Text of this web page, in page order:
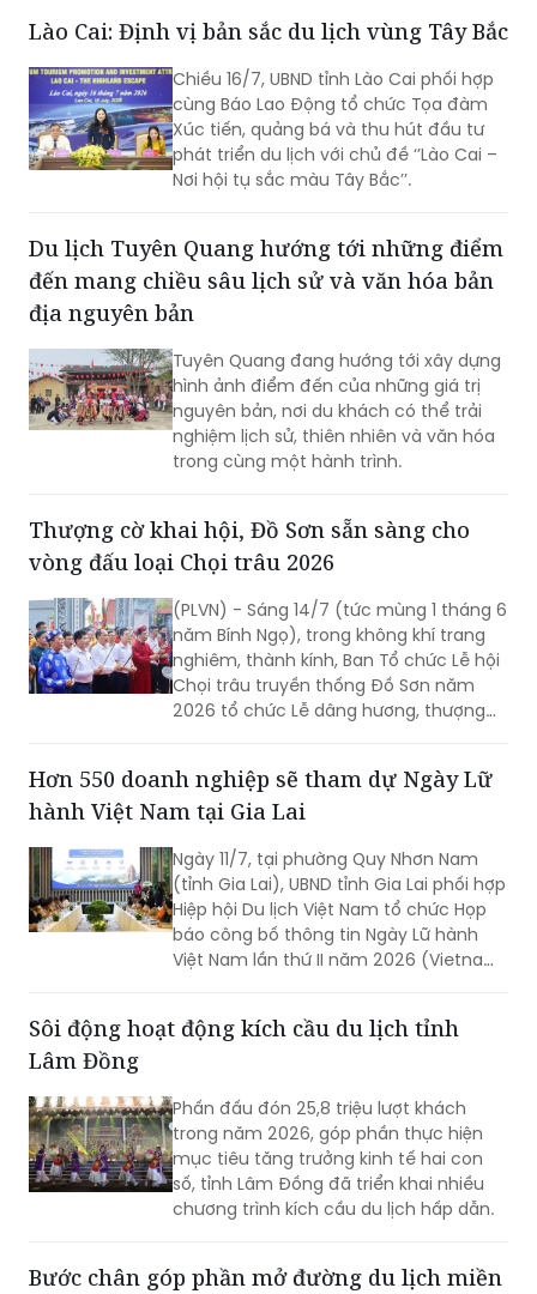
quốc tế, tạo đà cho Lễ hội Vì Hòa bình
2026 và Năm Du lịch Quốc gia - Quảng
Trị 2027.
Lào Cai: Định vị bản sắc du lịch vùng Tây Bắc
Chiều 16/7, UBND tỉnh Lào Cai phối hợp
cùng Báo Lao Động tổ chức Tọa đàm
Xúc tiến, quảng bá và thu hút đầu tư
phát triển du lịch với chủ đề ‘’Lào Cai –
Nơi hội tụ sắc màu Tây Bắc’’.
Du lịch Tuyên Quang hướng tới những điểm
đến mang chiều sâu lịch sử và văn hóa bản
địa nguyên bản
Tuyên Quang đang hướng tới xây dựng
hình ảnh điểm đến của những giá trị
nguyên bản, nơi du khách có thể trải
nghiệm lịch sử, thiên nhiên và văn hóa
trong cùng một hành trình.
Thượng cờ khai hội, Đồ Sơn sẵn sàng cho
vòng đấu loại Chọi trâu 2026
(PLVN) - Sáng 14/7 (tức mùng 1 tháng 6
năm Bính Ngọ), trong không khí trang
nghiêm, thành kính, Ban Tổ chức Lễ hội
Chọi trâu truyền thống Đồ Sơn năm
2026 tổ chức Lễ dâng hương, thượng
chính thức mở đầu mùa lễ hội năm
nay.
Hơn 550 doanh nghiệp sẽ tham dự Ngày Lữ
hành Việt Nam tại Gia Lai
Ngày 11/7, tại phường Quy Nhơn Nam
(tỉnh Gia Lai), UBND tỉnh Gia Lai phối hợp
Hiệp hội Du lịch Việt Nam tổ chức Họp
báo công bố thông tin Ngày Lữ hành
Việt Nam lần thứ II năm 2026 (Vietnam
Sôi động hoạt động kích cầu du lịch tỉnh
Lâm Đồng
Phấn đấu đón 25,8 triệu lượt khách
trong năm 2026, góp phần thực hiện
mục tiêu tăng trưởng kinh tế hai con
số, tỉnh Lâm Đồng đã triển khai nhiều
chương trình kích cầu du lịch hấp dẫn.
Bước chân góp phần mở đường du lịch miền